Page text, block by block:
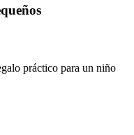
práctico para un niño